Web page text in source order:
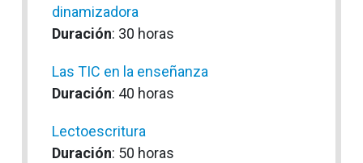
dinamizadora
Duración: 30 horas
Las TIC en la enseñanza
Duración: 40 horas
Lectoescritura
Duración: 50 horas